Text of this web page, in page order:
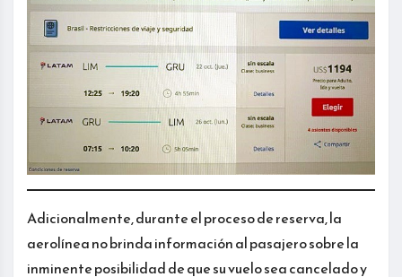
Adicionalmente, durante el proceso de reserva, la
aerolínea no brinda información al pasajero sobre la
inminente posibilidad de que su vuelo sea cancelado y